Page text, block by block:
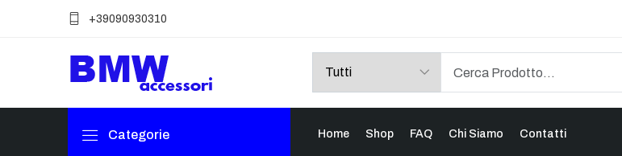
+39090930310
Categorie Home Shop FAQ Chi Siamo Contatti